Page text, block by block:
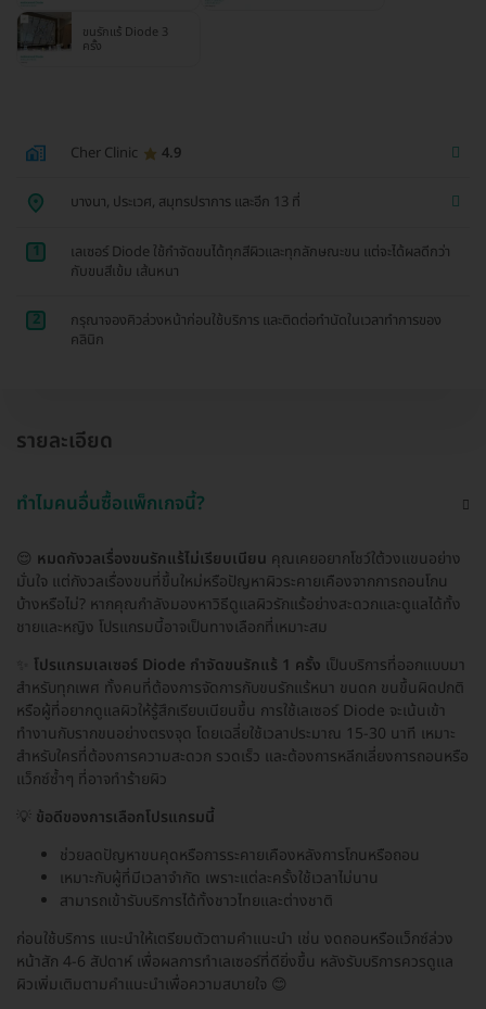
ขนรักแร้ Diode 3
ครั้ง
Cher Clinic 4.9
บางนา, ประเวศ, สมุทรปราการ และอีก 13 ที่
1
เลเซอร์ Diode ใช้กำจัดขนได้ทุกสีผิวและทุกลักษณะขน แต่จะได้ผลดีกว่า
กับขนสีเข้ม เส้นหนา
2
กรุณาจองคิวล่วงหน้าก่อนใช้บริการ และติดต่อทำนัดในเวลาทำการของ
คลินิก
รายละเอียด
ทำไมคนอื่นซื้อแพ็กเกจนี้?
😌 หมดกังวลเรื่องขนรักแร้ไม่เรียบเนียน คุณเคยอยากโชว์ใต้วงแขนอย่าง
มั่นใจ แต่กังวลเรื่องขนที่ขึ้นใหม่หรือปัญหาผิวระคายเคืองจากการถอนโกน
บ้างหรือไม่? หากคุณกำลังมองหาวิธีดูแลผิวรักแร้อย่างสะดวกและดูแลได้ทั้ง
ชายและหญิง โปรแกรมนี้อาจเป็นทางเลือกที่เหมาะสม
โปรแกรมเลเซอร์ Diode กำจัดขนรักแร้ 1 ครั้ง เป็นบริการที่ออกแบบมา
สำหรับทุกเพศ ทั้งคนที่ต้องการจัดการกับขนรักแร้หนา ขนดก ขนขึ้นผิดปกติ
หรือผู้ที่อยากดูแลผิวให้รู้สึกเรียบเนียนขึ้น การใช้เลเซอร์ Diode จะเน้นเข้า
ทำงานกับรากขนอย่างตรงจุด โดยเฉลี่ยใช้เวลาประมาณ 15-30 นาที เหมาะ
สำหรับใครที่ต้องการความสะดวก รวดเร็ว และต้องการหลีกเลี่ยงการถอนหรือ
แว็กซ์ซ้ำๆ ที่อาจทำร้ายผิว
💡 ข้อดีของการเลือกโปรแกรมนี้
ช่วยลดปัญหาขนคุดหรือการระคายเคืองหลังการโกนหรือถอน
เหมาะกับผู้ที่มีเวลาจำกัด เพราะแต่ละครั้งใช้เวลาไม่นาน
สามารถเข้ารับบริการได้ทั้งชาวไทยและต่างชาติ
ก่อนใช้บริการ แนะนำให้เตรียมตัวตามคำแนะนำ เช่น งดถอนหรือแว็กซ์ล่วง
หน้าสัก 4-6 สัปดาห์ เพื่อผลการทำเลเซอร์ที่ดียิ่งขึ้น หลังรับบริการควรดูแล
ผิวเพิ่มเติมตามคำแนะนำเพื่อความสบายใจ 😊